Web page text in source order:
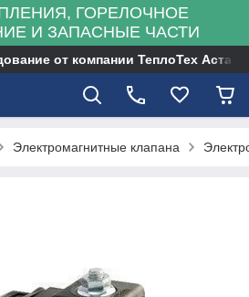
ГОРЕЛОЧНОЕ
И ЗАПАСНЫЕ ЧАСТИ
от компании ТеплоТех Астана
Электромагнитные клапана